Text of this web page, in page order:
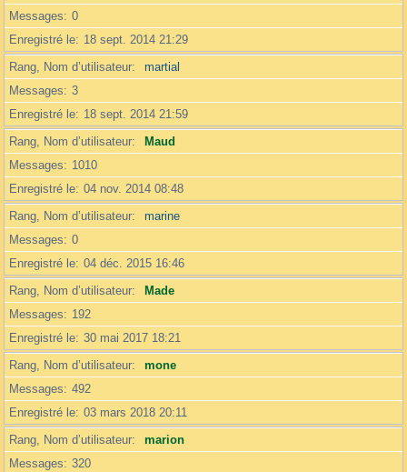
Messages
0
Enregistré le
18 sept. 2014 21:29
Rang, Nom d’utilisateur
martial
Messages
3
Enregistré le
18 sept. 2014 21:59
Rang, Nom d’utilisateur
Maud
Messages
1010
Enregistré le 04 nov. 2014 08:48
Rang, Nom d’utilisateur
marine
Messages
0
Enregistré le 04 déc. 2015 16:46
Rang, Nom d’utilisateur
Made
Messages
192
Enregistré le 30 mai 2017 18:21
Rang, Nom d’utilisateur
mone
Messages
492
Enregistré le 03 mars 2018 20:11
Rang, Nom d’utilisateur
marion
Messages
320